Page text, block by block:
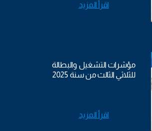
اقرأ المزيد
مؤشرات التشغيل والبطالة
للثلاثي الثالث من سنة 2025
اقرأ المزيد